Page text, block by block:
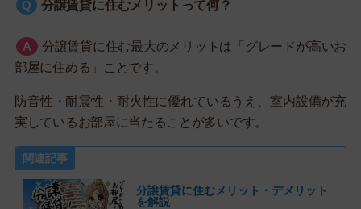
分譲賃貸に住むメリットって何？
分譲賃貸に住む最大のメリットは「グレードが高いお
部屋に住める」ことです。
防音性・耐震性・耐火性に優れているうえ、室内設備が充
実しているお部屋に当たることが多いです。
関連記事
分譲賃貸に住むメリット・デメリット
を解説